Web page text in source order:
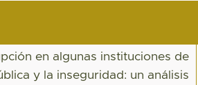
en algunas instituciones de
y la inseguridad: un análisis